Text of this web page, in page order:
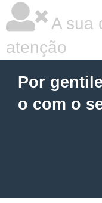
A sua
atenção
Por
o com o